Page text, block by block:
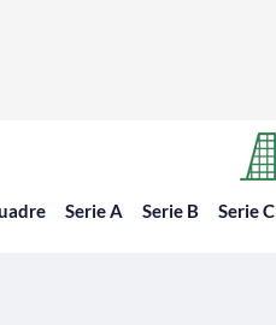
Serie A Serie B Serie C